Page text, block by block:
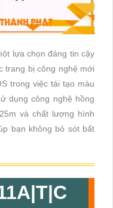
lựa chọn đáng tin cậy
trang bị công nghệ mới
trong việc tái tạo màu
dụng công nghệ hồng
và chất lượng hình
bạn không bỏ sót bất